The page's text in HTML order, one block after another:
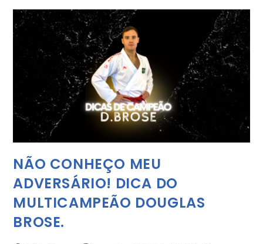
NÃO CONHEÇO MEU
ADVERSÁRIO! DICA DO
MULTICAMPEÃO DOUGLAS
BROSE.